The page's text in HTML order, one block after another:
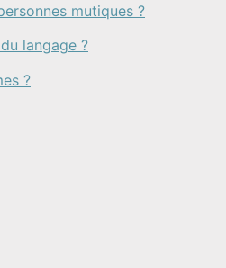
mutiques ?
langage ?
?